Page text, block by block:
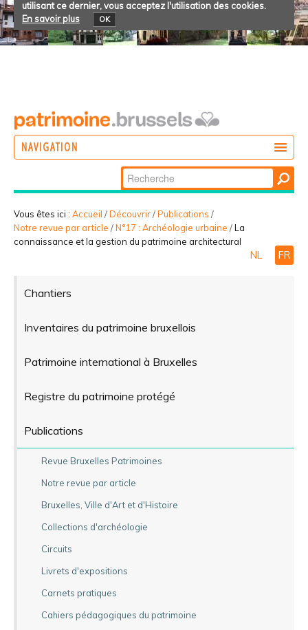
utilisant ce dernier, vous acceptez l'utilisation des cookies.
En savoir plus
OK
NAVIGATION
PARTICIPER
Chercher par
Recherche
avancée…
Vous êtes ici : Accueil /Découvrir/Publications /
Notre revue par article /N°17 : Archéologie urbaine /La
connaissance et la gestion du patrimoine architectural
NL FR
Chantiers
Inventaires du patrimoine bruxellois
Patrimoine international à Bruxelles
Registre du patrimoine protégé
Publications
Revue Bruxelles Patrimoines
Notre revue par article
Bruxelles, Ville d'Art et d'Histoire
Collections d'archéologie
Circuits
Livrets d'expositions
Carnets pratiques
Cahiers pédagogiques du patrimoine